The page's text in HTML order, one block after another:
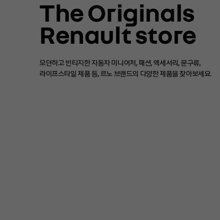
The Originals
Renault store
모던하고 빈티지한 자동차 미니어처, 패션, 액세서리, 문구류,
라이프스타일 제품 등, 르노 브랜드의 다양한 제품을 찾아보세요.